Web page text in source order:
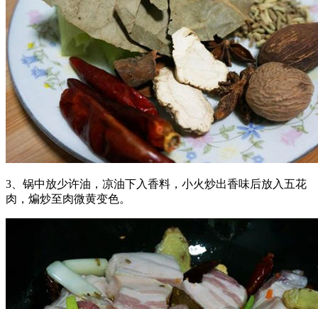
3、锅中放少许油，凉油下入香料，小火炒出香味后放入五花
肉，煸炒至肉微黄变色。